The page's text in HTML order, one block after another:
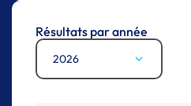
Résultats par année
2026